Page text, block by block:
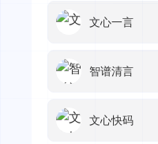
文心一言
智谱清言
文心快码